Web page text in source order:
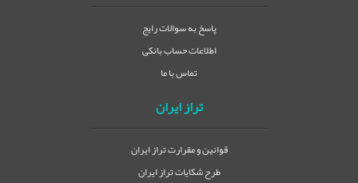
پاسخ به سوالات رایج
اطلاعات حساب بانکی
تماس با ما
تراز ایران
قوانین و مقرارت تراز ایران
طرح شکایات تراز ایران